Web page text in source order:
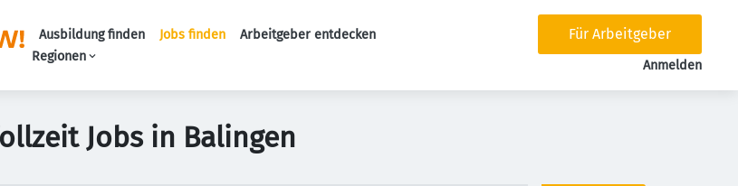
Ausbildung finden Jobs finden
Arbeitgeber entdecken
Regionen
Für Arbeitgeber
Anmelden
Jobs in Balingen